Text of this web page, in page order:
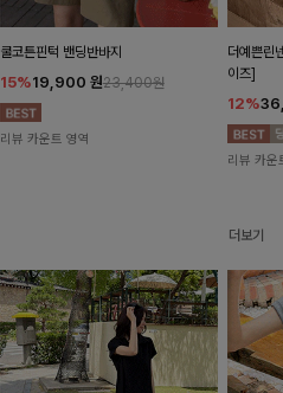
쿨코튼핀턱 밴딩반바지
15%19,900 원23,400원
리뷰 카운트 영역
더예쁜린
이즈]
12%
리뷰 카운
더보기